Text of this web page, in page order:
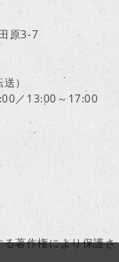
原3-7
）
／13:00～17:00
著作権により保護さ